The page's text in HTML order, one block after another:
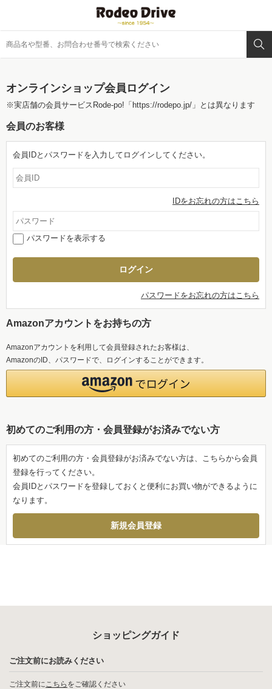
オンラインショップ会員ログイン
※実店舗の会員サービスRode-po! 「https://rodepo.jp/」 とは異なります
会員のお客様
会員IDとパスワードを入力してログインしてください。
IDをお忘れの方はこちら
パスワードを表示する
パスワードをお忘れの方はこちら
Amazonアカウントをお持ちの方
Amazonアカウントを利用して会員登録されたお客様は、
AmazonのID、パスワードで、ログインすることができます。
初めてのご利用の方・会員登録がお済みでない方
初めてのご利用の方・会員登録がお済みでない方は、こちらから会員
登録を行ってください。
会員IDとパスワードを登録しておくと便利にお買い物ができるように
なります。
ショッピングガイド
ご注文前にお読みください
ご注文前にこちら をご確認ください